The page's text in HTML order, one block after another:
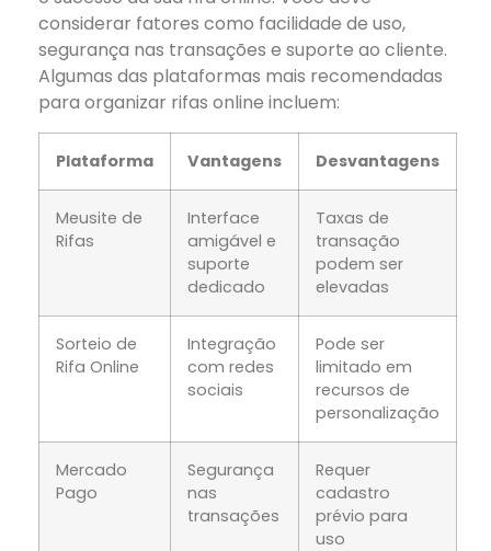
considerar fatores como facilidade de uso,
segurança nas transações e suporte ao cliente.
Algumas das plataformas mais recomendadas
para organizar rifas online incluem:
Plataforma Vantagens Desvantagens
Meusite de
Rifas
Interface
amigável e
suporte
dedicado
Taxas de
transação
podem ser
elevadas
Sorteio de
Rifa Online
Integração
com redes
sociais
Pode ser
limitado em
recursos de
personalização
Mercado
Pago
Segurança
nas
transações
Requer
cadastro
prévio para
uso